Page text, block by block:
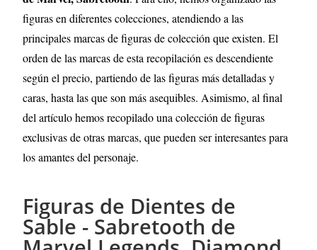
figuras en diferentes colecciones, atendiendo a las
principales marcas de figuras de colección que existen. El
orden de las marcas de esta recopilación es descendiente
según el precio, partiendo de las figuras más detalladas y
caras, hasta las que son más asequibles. Asimismo, al final
del artículo hemos recopilado una colección de figuras
exclusivas de otras marcas, que pueden ser interesantes para
los amantes del personaje.
Figuras de Dientes de
Sable - Sabretooth de